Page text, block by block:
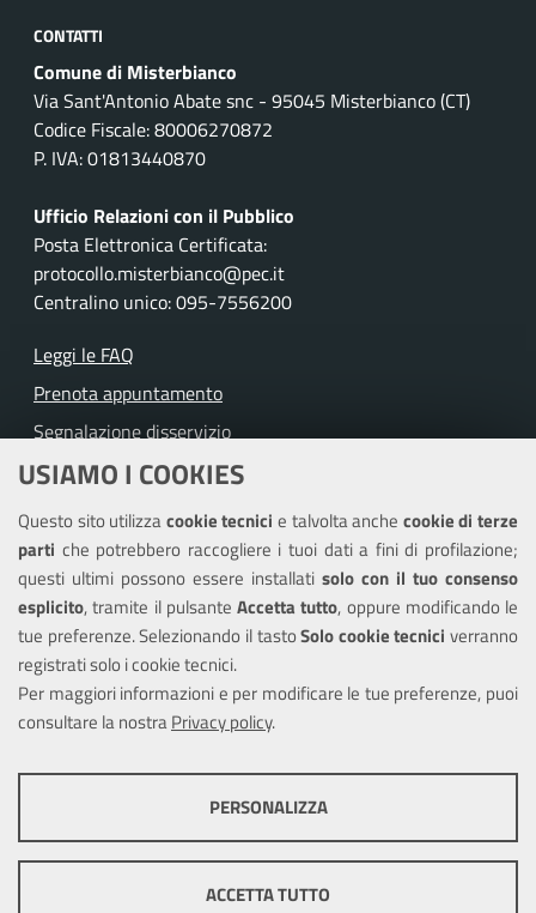
USIAMO I COOKIES
Questo sito utilizzacookie tecnicie talvolta anche cookie di terze
parti che potrebbero raccogliere i tuoi dati a fini di profilazione;
questi ultimi possono essere installati solo con il tuo consenso
esplicito, tramite il pulsante Accetta tutto, oppure modificando le
tue preferenze. Selezionando il tastoSolo cookie tecnici verranno
registrati solo i cookie tecnici.
Per maggiori informazioni e per modificare le tue preferenze, puoi
consultare la nostraPrivacy policy.
ottimale per ogni utente. Essi non raccolgono i tuoi dati e le tue
PERSONALIZZA
ACCETTA TUTTO
CONTATTI
Comune di Misterbianco
Via Sant'Antonio Abate snc - 95045 Misterbianco (CT)
Codice Fiscale: 80006270872
P. IVA: 01813440870
Ufficio Relazioni con il Pubblico
Posta Elettronica Certificata:
protocollo.misterbianco@pec.it
Centralino unico: 095-7556200
Leggi le FAQ
Prenota appuntamento
Segnalazione disservizio
Richiesta assistenza
Amministrazione trasparente
Informativa privacy
Note legali
Piano di miglioramento del sito
Dichiarazione di accessibilità